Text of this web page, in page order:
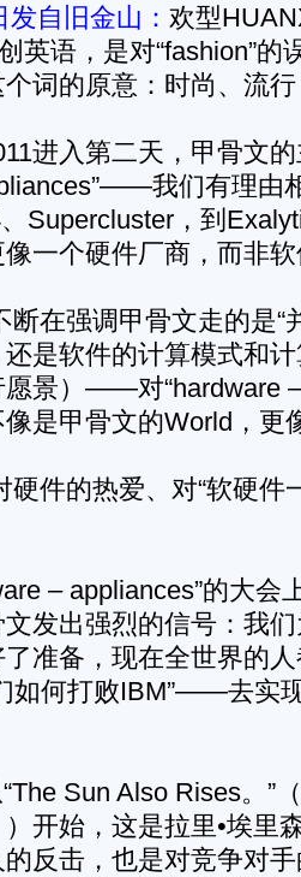
自旧金山： 欢型
英语，是对“fashion”的
词的原意：时尚、流
进入第二天，甲骨文
我们有理由
Supercluster，到
一个硬件厂商，而非
断在强调甲骨文走的是
是软件的计算模式和
景）——对“hardware
是甲骨文的World，更
硬件的热爱、对“软硬件
– appliances”的大会
发出强烈的信号：我
了准备，现在全世界的
如何打败IBM”——去实
Sun Also Rises。”
）开始，这是拉里•埃里
反击，也是对竞争对